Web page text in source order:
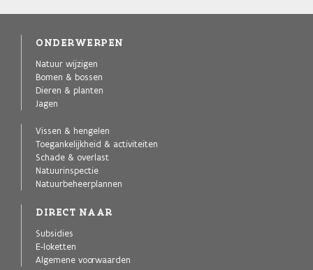
ONDERWERPEN
Natuur wijzigen
Bomen & bossen
Dieren & planten
Jagen
Vissen & hengelen
Toegankelijkheid & activiteiten
Schade & overlast
Natuurinspectie
Natuurbeheerplannen
DIRECT NAAR
Subsidies
E-loketten
Algemene voorwaarden